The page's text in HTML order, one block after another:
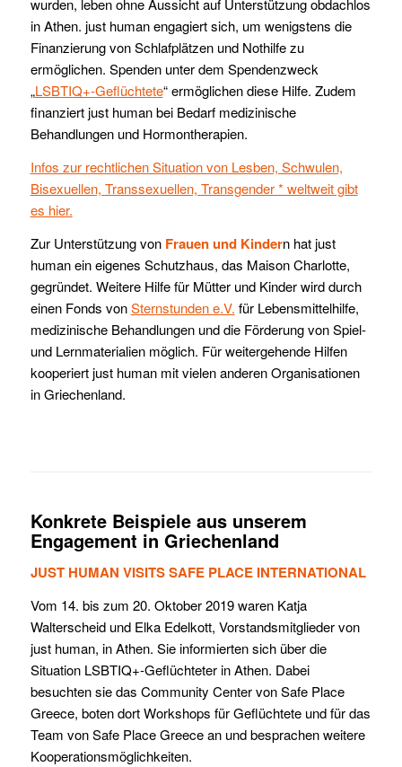
wurden, leben ohne Aussicht auf Unterstützung obdachlos
in Athen. just human engagiert sich, um wenigstens die
Finanzierung von Schlafplätzen und Nothilfe zu
ermöglichen. Spenden unter dem Spendenzweck
„LSBTIQ+-Geflüchtete“ ermöglichen diese Hilfe. Zudem
finanziert just human bei Bedarf medizinische
Behandlungen und Hormontherapien.
Infos zur rechtlichen Situation von Lesben, Schwulen,
Bisexuellen, Transsexuellen, Transgender * weltweit gibt
es hier.
Zur Unterstützung von Frauen und Kindern hat just
human ein eigenes Schutzhaus, das Maison Charlotte,
gegründet. Weitere Hilfe für Mütter und Kinder wird durch
einen Fonds vonSternstunden e.V. für Lebensmittelhilfe,
medizinische Behandlungen und die Förderung von Spiel-
und Lernmaterialien möglich. Für weitergehende Hilfen
kooperiert just human mit vielen anderen Organisationen
in Griechenland.
Konkrete Beispiele aus unserem
Engagement in Griechenland
JUST HUMAN VISITS SAFE PLACE INTERNATIONAL
Vom 14. bis zum 20. Oktober 2019 waren Katja
Walterscheid und Elka Edelkott, Vorstandsmitglieder von
just human, in Athen. Sie informierten sich über die
Situation LSBTIQ+-Geflüchteter in Athen. Dabei
besuchten sie das Community Center von Safe Place
Greece, boten dort Workshops für Geflüchtete und für das
Team von Safe Place Greece an und besprachen weitere
Kooperationsmöglichkeiten.